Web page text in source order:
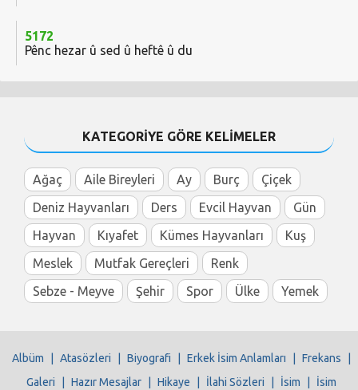
5172
Pênc hezar û sed û heftê û du
KATEGORİYE GÖRE KELİMELER
Ağaç Aile Bireyleri Ay Burç
Çiçek
Deniz Hayvanları
Ders Evcil Hayvan
Gün
Hayvan
Kıyafet Kümes Hayvanları
Kuş
Meslek
Mutfak Gereçleri
Renk
Sebze - Meyve
Şehir Spor Ülke Yemek
Albüm Atasözleri Biyografi Erkek İsim Anlamları Frekans
Galeri
Hazır Mesajlar Hikaye İlahi Sözleri İsim
İsim